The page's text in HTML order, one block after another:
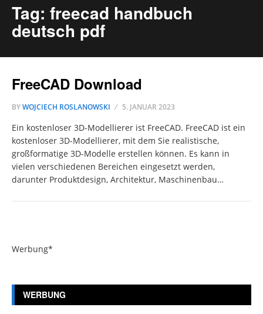
Tag: freecad handbuch
deutsch pdf
FreeCAD Download
BYWOJCIECH ROSLANOWSKI 5. JANUAR 2023
Ein kostenloser 3D-Modellierer ist FreeCAD. FreeCAD ist ein
kostenloser 3D-Modellierer, mit dem Sie realistische,
großformatige 3D-Modelle erstellen können. Es kann in
vielen verschiedenen Bereichen eingesetzt werden,
darunter Produktdesign, Architektur, Maschinenbau…
Werbung*
WERBUNG